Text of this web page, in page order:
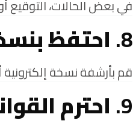
في بعض الحالات، التوقيع
8. احتفظ
قم بأرشفة نسخة
9. احترم